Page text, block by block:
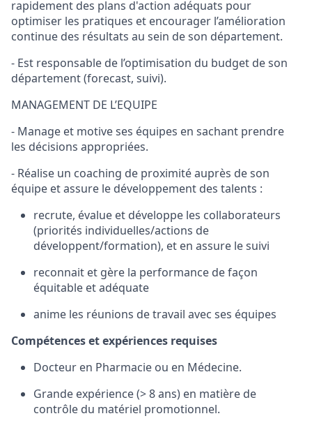
rapidement des plans d'action adéquats pour
optimiser les pratiques et encourager l’amélioration
continue des résultats au sein de son département.
- Est responsable de l’optimisation du budget de son
département (forecast, suivi).
MANAGEMENT DE L’EQUIPE
- Manage et motive ses équipes en sachant prendre
les décisions appropriées.
- Réalise un coaching de proximité auprès de son
équipe et assure le développement des talents :
recrute, évalue et développe les collaborateurs
(priorités individuelles/actions de
développent/formation), et en assure le suivi
reconnait et gère la performance de façon
équitable et adéquate
anime les réunions de travail avec ses équipes
Compétences et expériences requises
Docteur en Pharmacie ou en Médecine.
Grande expérience (> 8 ans) en matière de
contrôle du matériel promotionnel.